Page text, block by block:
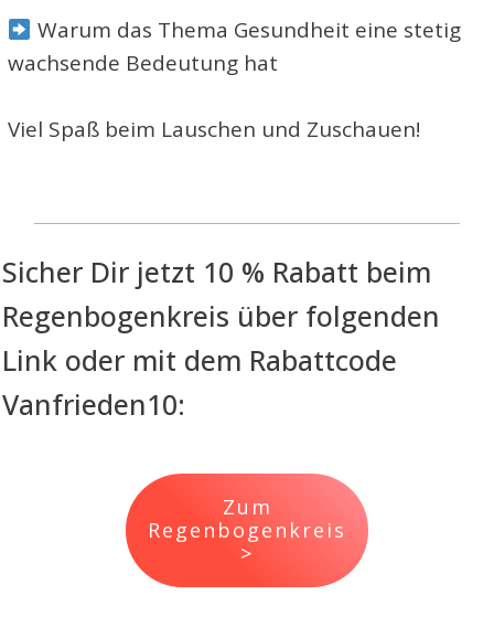
Warum das Thema Gesundheit eine stetig
wachsende Bedeutung hat
Viel Spaß beim Lauschen und Zuschauen!
Sicher Dir jetzt 10 % Rabatt beim
Regenbogenkreis über folgenden
Link oder mit dem Rabattcode
Vanfrieden10:
Zum
Regenbogenkreis
>